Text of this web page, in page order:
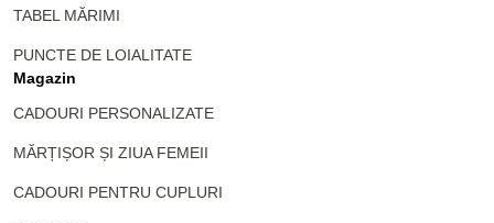
TABEL MĂRIMI
PUNCTE DE LOIALITATE
Magazin
CADOURI PERSONALIZATE
MĂRȚIȘOR ȘI ZIUA FEMEII
CADOURI PENTRU CUPLURI